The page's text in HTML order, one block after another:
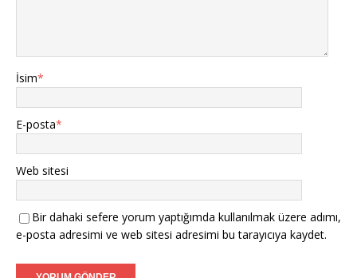
İsim*
E-posta*
Web sitesi
Bir dahaki sefere yorum yaptığımda kullanılmak üzere adımı,
e-posta adresimi ve web sitesi adresimi bu tarayıcıya kaydet.